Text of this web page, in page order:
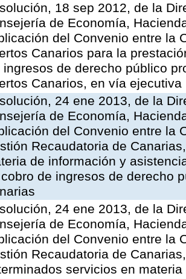
18 sep 2012, de la
de Economía,
del Convenio entre la
Canarios para la
ingresos de derecho público
Canarios, en vía ejecutiva
24 ene 2013, de la
de Economía,
del Convenio entre la
Recaudatoria de
de información y
de ingresos de derecho
24 ene 2013, de la
de Economía,
del Convenio entre la
Recaudatoria de
servicios en materia